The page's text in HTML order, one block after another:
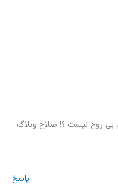
بی روح نیست ؟! صلاح وبلاگ
پاسخ